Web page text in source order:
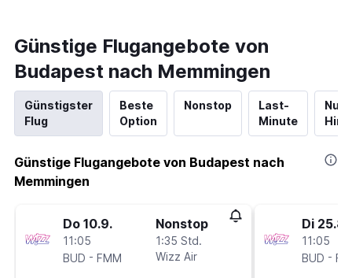
Günstige Flugangebote von
Budapest nach Memmingen
Günstigster
Flug
Beste
Option
Nonstop
Last-
Minute
Nur
Günstige Flugangebote von Budapest nach
Memmingen
Do 10.9.
11:05
BUD - FMM
Nonstop
1:35 Std.
Wizz Air
Di 25.8.
11:05
BUD -